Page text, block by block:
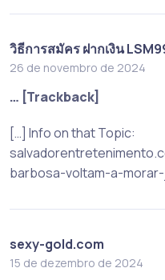
วิธีการสมัคร ฝากเงิน
26 de novembro de 2024
… [Trackback]
[…] Info on that Topic:
barbosa-voltam-a-
sexy-gold.com
15 de dezembro de 2024